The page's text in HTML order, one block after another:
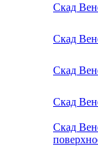
Скад
Скад
Скад
Скад
Скад